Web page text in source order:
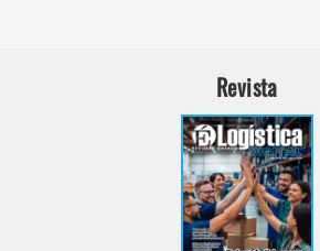
Revista